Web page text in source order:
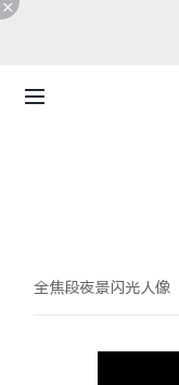
全焦段夜景闪光人像